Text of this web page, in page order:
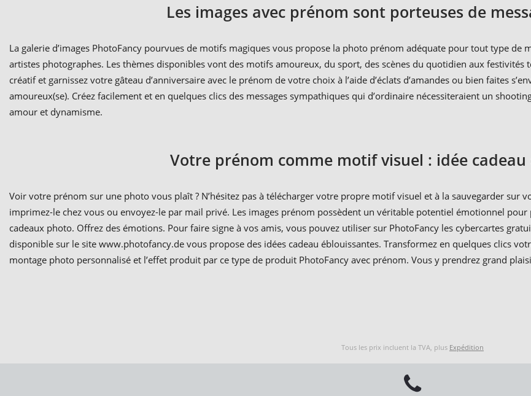
Les images avec prénom sont porteuses de
La galerie d’images PhotoFancy pourvues de motifs magiques vous propose la photo prénom adéquate pour tout type de
artistes photographes. Les thèmes disponibles vont des motifs amoureux, du sport, des scènes du quotidien aux festivités
créatif et garnissez votre gâteau d’anniversaire avec le prénom de votre choix à l’aide d’éclats d’amandes ou bien faites
amoureux(se). Créez facilement et en quelques clics des messages sympathiques qui d’ordinaire nécessiteraient un
amour et dynamisme.
Votre prénom comme motif visuel : idée
Voir votre prénom sur une photo vous plaît ? N’hésitez pas à télécharger votre propre motif visuel et à la sauvegarder sur
imprimez-le chez vous ou envoyez-le par mail privé. Les images prénom possèdent un véritable potentiel émotionnel
cadeaux photo. Offrez des émotions. Pour faire signe à vos amis, vous pouvez utiliser sur PhotoFancy les cybercartes
disponible sur le site www.photofancy.de vous propose des idées cadeau éblouissantes. Transformez en quelques clics
montage photo personnalisé et l’effet produit par ce type de produit PhotoFancy avec prénom. Vous y prendrez grand
Tous les prix incluent la TVA, plus Expédition